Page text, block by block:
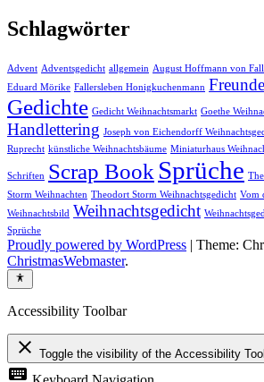
Schlagwörter
Advent Adventsgedicht allgemein August Hoffmann von
Eduard Mörike Fallersleben Honigkuchenmann Freunde
Gedichte Gedicht Weihnachtsmarkt Goethe
Handlettering Joseph von Eichendorff
Ruprecht künstliche Weihnachtsbäume Miniaturhaus
Schriften Scrap Book Sprüche
Storm Weihnachten Theodort Storm Weihnachtsgedicht Vom
Weihnachtsbild Weihnachtsgedicht
Sprüche
Proudly powered by WordPress | Theme:
ChristmasWebmaster.
Accessibility Toolbar
close Toggle the visibility of the Accessibility
keyboard